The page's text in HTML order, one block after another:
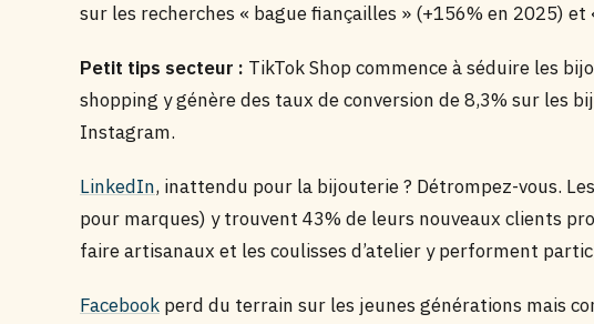
sur les recherches « bague fiançailles » (+156% en 2025)
Petit tips secteur : TikTok Shop commence à séduire les
shopping y génère des taux de conversion de 8,3% sur les
Instagram.
LinkedIn, inattendu pour la bijouterie ? Détrompez-vous.
pour marques) y trouvent 43% de leurs nouveaux clients
faire artisanaux et les coulisses d’atelier y performent
Facebook perd du terrain sur les jeunes générations mais